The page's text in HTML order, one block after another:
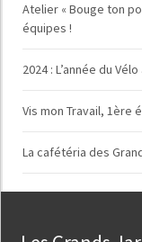
Atelier « Bouge ton
équipes !
2024 : L’année du
Vis mon Travail, 1ère
La cafétéria des